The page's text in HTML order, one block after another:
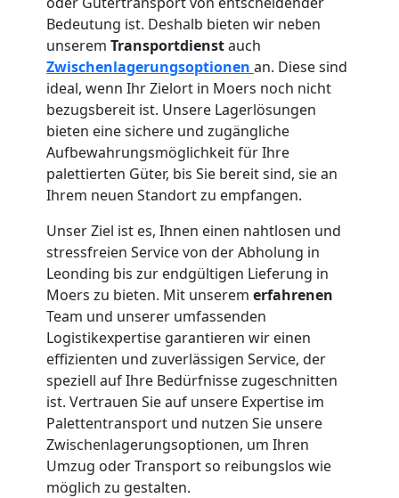
Bedeutung ist. Deshalb bieten wir neben
unserem Transportdienstauch
Zwischenlagerungsoptionen an. Diese sind
ideal, wenn Ihr Zielort in Moers noch nicht
bezugsbereit ist. Unsere Lagerlösungen
bieten eine sichere und zugängliche
Aufbewahrungsmöglichkeit für Ihre
palettierten Güter, bis Sie bereit sind, sie an
Ihrem neuen Standort zu empfangen.
Unser Ziel ist es, Ihnen einen nahtlosen und
stressfreien Service von der Abholung in
Leonding bis zur endgültigen Lieferung in
Moers zu bieten. Mit unserem erfahrenen
Team und unserer umfassenden
Logistikexpertise garantieren wir einen
effizienten und zuverlässigen Service, der
speziell auf Ihre Bedürfnisse zugeschnitten
ist. Vertrauen Sie auf unsere Expertise im
Palettentransport und nutzen Sie unsere
Zwischenlagerungsoptionen, um Ihren
Umzug oder Transport so reibungslos wie
möglich zu gestalten.